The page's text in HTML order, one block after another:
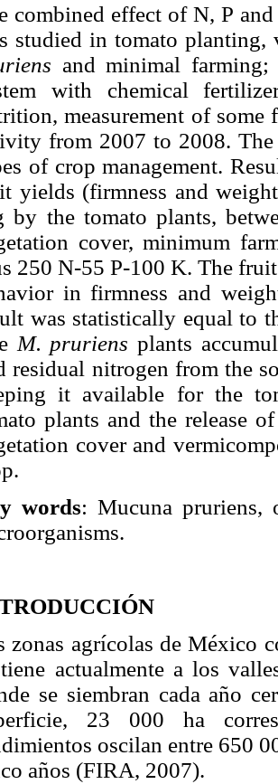
combined effect of N, P
studied in tomato
and minimal
with chemical
measurement of
from 2007 to 2008.
of crop management.
yields (firmness and
by the tomato plants,
cover, minimum
250 N-55 P-100 K. The
in firmness and
was statistically equal to
M. pruriens plants
residual nitrogen from the
it available for the
plants and the release
cover and
words: Mucuna pruriens,
zonas agrícolas de México
actualmente a los
se siembran cada año
23 000 ha
oscilan entre 650
años (FIRA, 2007).